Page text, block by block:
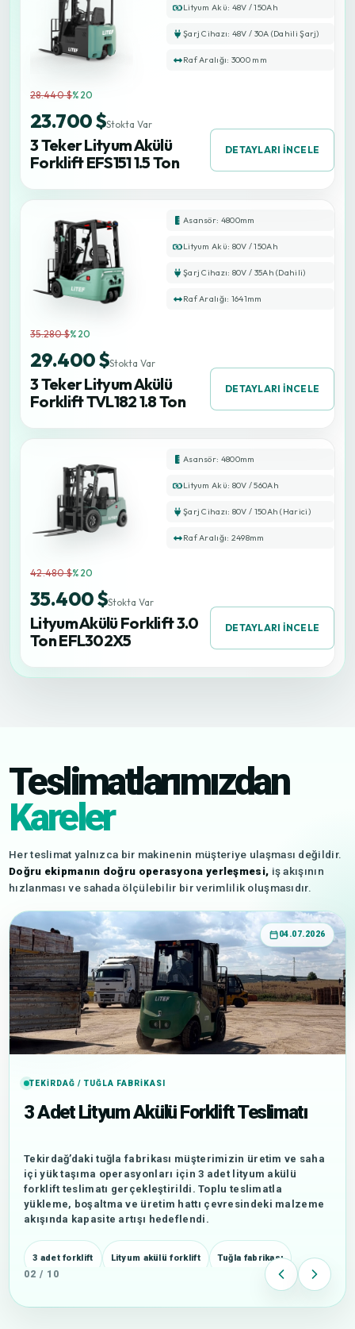
3 Teker Lityum Akülü
Forklift EFS151 1.5 Ton
28.440 $%20
23.700 $Stokta Var
DETAYLARI İNCELE
Lityum Akü: 48V / 150Ah
Şarj Cihazı: 48V / 30A (Dahili Şarj)
Raf Aralığı: 3000 mm
3 Teker Lityum Akülü
Forklift TVL182 1.8 Ton
35.280 $%20
29.400 $Stokta Var
DETAYLARI İNCELE
Asansör: 4800mm
Lityum Akü: 80V / 150Ah
Şarj Cihazı: 80V / 35Ah (Dahili)
Raf Aralığı: 1641mm
Lityum Akülü Forklift 3.0
Ton EFL302X5
42.480 $%20
35.400 $Stokta Var
DETAYLARI İNCELE
Asansör: 4800mm
Lityum Akü: 80V / 560Ah
Şarj Cihazı: 80V / 150Ah (Harici)
Raf Aralığı: 2498mm
Teslimatlarımızdan
Kareler
Her teslimat yalnızca bir makinenin müşteriye ulaşması değildir.
Doğru ekipmanın doğru operasyona yerleşmesi, iş akışının
hızlanması ve sahada ölçülebilir bir verimlilik oluşmasıdır.
04.07.2026
TEKIRDAĞ / TUĞLA FABRIKASI
3 Adet Lityum Akülü Forklift Teslimatı
Tekirdağ’daki tuğla fabrikası müşterimizin üretim ve saha
içi yük taşıma operasyonları için 3 adet lityum akülü
forklift teslimatı gerçekleştirildi. Toplu teslimatla
yükleme, boşaltma ve üretim hattı çevresindeki malzeme
akışında kapasite artışı hedeflendi.
3 adet forklift Lityum akülü forklift Tuğla fabrikası
02 / 10